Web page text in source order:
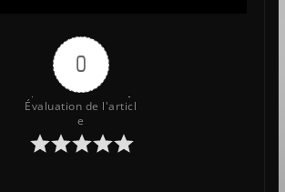
0
Évaluation de l'articl
e